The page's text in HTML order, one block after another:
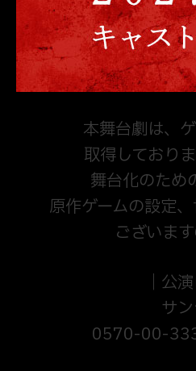
本舞台劇は、
取得しており
舞台化のため
原作ゲームの設定
ございま
｜公
サ
0570-00-